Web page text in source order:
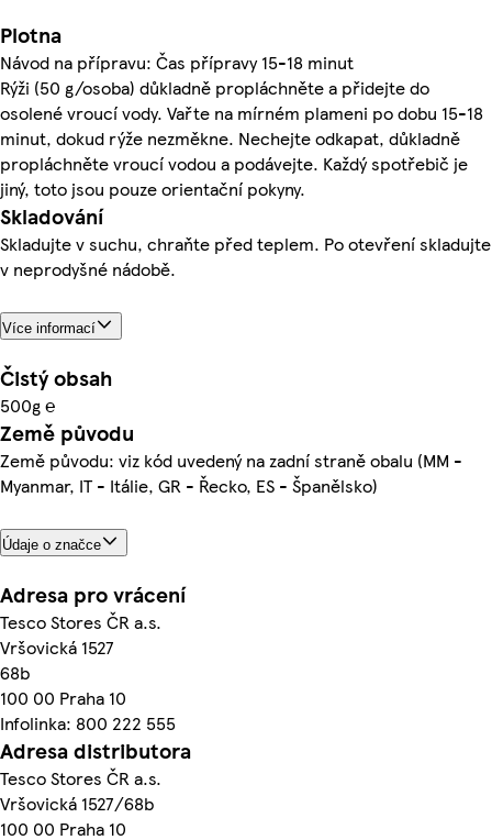
Plotna
Návod na přípravu: Čas přípravy 15-18 minut
Rýži (50 g/osoba) důkladně propláchněte a přidejte do
osolené vroucí vody. Vařte na mírném plameni po dobu 15-18
minut, dokud rýže nezměkne. Nechejte odkapat, důkladně
propláchněte vroucí vodou a podávejte. Každý spotřebič je
jiný, toto jsou pouze orientační pokyny.
Skladování
Skladujte v suchu, chraňte před teplem. Po otevření skladujte
v neprodyšné nádobě.
Více informací
Čistý obsah
500g ℮
Země původu
Země původu: viz kód uvedený na zadní straně obalu (MM -
Myanmar, IT - Itálie, GR - Řecko, ES - Španělsko)
Údaje o značce
Adresa pro vrácení
Tesco Stores ČR a.s.
Vršovická 1527
68b
100 00 Praha 10
Infolinka: 800 222 555
Adresa distributora
Tesco Stores ČR a.s.
Vršovická 1527/68b
100 00 Praha 10